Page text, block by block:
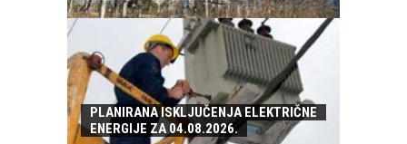
PLANIRANA ISKLJUČENJA ELEKTRIČNE
ENERGIJE ZA 04.08.2026.